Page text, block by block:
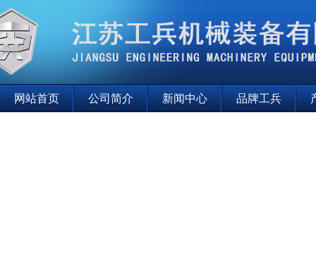
网站首页 公司简介 新闻中心 品牌工兵